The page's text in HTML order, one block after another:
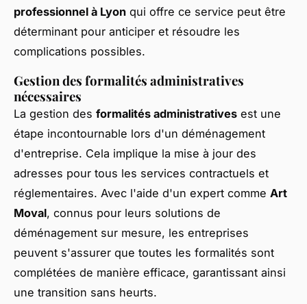
professionnel à Lyon qui offre ce service peut être
déterminant pour anticiper et résoudre les
complications possibles.
Gestion des formalités administratives
nécessaires
La gestion des formalités administratives est une
étape incontournable lors d'un déménagement
d'entreprise. Cela implique la mise à jour des
adresses pour tous les services contractuels et
réglementaires. Avec l'aide d'un expert comme Art
Moval, connus pour leurs solutions de
déménagement sur mesure, les entreprises
peuvent s'assurer que toutes les formalités sont
complétées de manière efficace, garantissant ainsi
une transition sans heurts.